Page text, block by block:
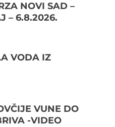
NOVI SAD –
– 6.8.2026.
VODA IZ
VUNE DO
-VIDEO